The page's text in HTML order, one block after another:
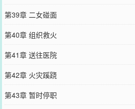
第39章 二女碰面
第40章 组织救火
第41章 送往医院
第42章 火灾蹊跷
第43章 暂时停职